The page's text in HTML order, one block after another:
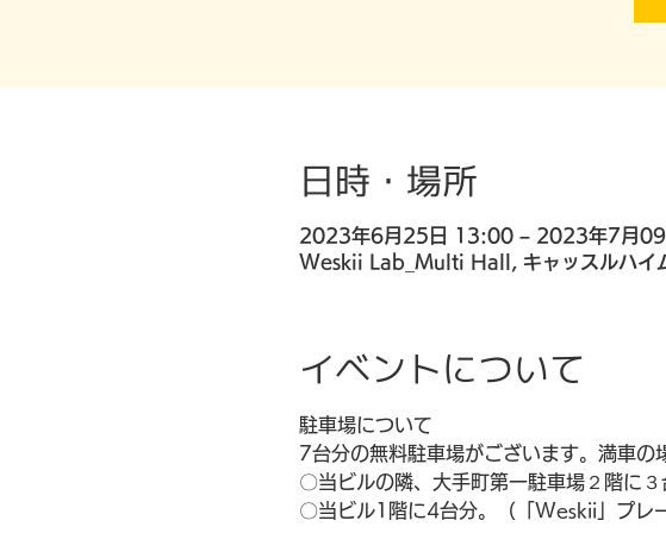
日時・場所
2023年6月25日 13:00 – 2023年7月
Weskii Lab_Multi Hall, キャッスルハイ
イベントについて
駐車場について
​7台分の無料駐車場がございます。満車の
〇当ビルの隣、大手町第一駐車場２階に
〇当ビル1階に4台分。（「Weskii」プレ